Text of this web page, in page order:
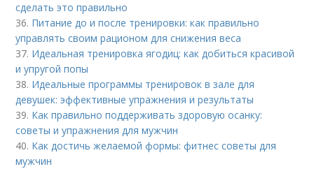
сделать это правильно
36. Питание до и после тренировки: как правильно
управлять своим рационом для снижения веса
37. Идеальная тренировка ягодиц: как добиться красивой
и упругой попы
38. Идеальные программы тренировок в зале для
девушек: эффективные упражнения и результаты
39. Как правильно поддерживать здоровую осанку:
советы и упражнения для мужчин
40. Как достичь желаемой формы: фитнес советы для
мужчин